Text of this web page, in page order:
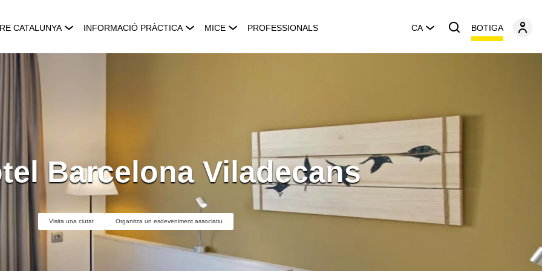
CATALUNYA INFORMACIÓ PRÀCTICA MICE PROFESSIONALS CA BOTIGA
Barcelona Viladecans
Visita una ciutat Organitza un esdeveniment associatiu